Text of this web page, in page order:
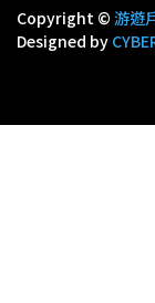
Copyright © 游遊
Designed by